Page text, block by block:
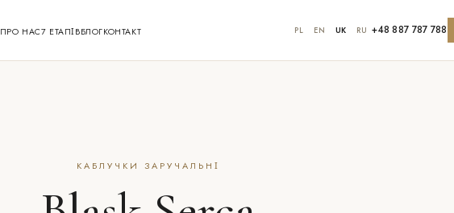
ПРО НАС7 ЕТАПІВБЛОГКОНТАКТ PL EN UK RU +48 887 787 788
КАБЛУЧКИ ЗАРУЧАЛЬНІ